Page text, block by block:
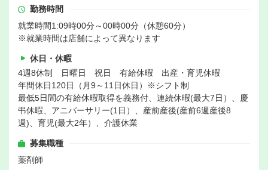
勤務時間
就業時間1:09時00分～00時00分（休憩60分）
※就業時間は店舗によって異なります
休日・休暇
4週8休制 日曜日 祝日 有給休暇 出産・育児休暇
年間休日120日（月9～11日休日）※シフト制
最低5日間の有給休暇取得を義務付、連続休暇(最大7日）、慶
弔休暇、アニバーサリー(1日）、産前産後(産前6週産後8
週)、育児(最大2年）、介護休業
募集職種
薬剤師